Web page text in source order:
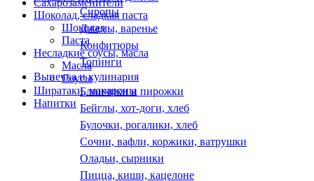
Сахарозаменители
Шоколад, сладкая паста
Шоколад
Паста
Несладкие соусы, масла
Масла
Соусы
Ширатаки, макароны
Напитки
Сиропы
Джемы, варенье
Конфитюры
Топинги
Выпечка и кулинария
Блинчики и пирожки
Бейглы, хот-доги, хлеб
Булочки, рогалики, хлеб
Сочни, вафли, коржики, ватрушки
Оладьи, сырники
Пицца, киши, кацелоне